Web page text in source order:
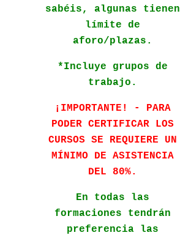
sabéis, algunas tienen
límite de
aforo/plazas.
*Incluye grupos de
trabajo.
¡IMPORTANTE! - PARA
PODER CERTIFICAR LOS
CURSOS SE REQUIERE UN
MÍNIMO DE ASISTENCIA
DEL 80%.
En todas las
formaciones tendrán
preferencia las